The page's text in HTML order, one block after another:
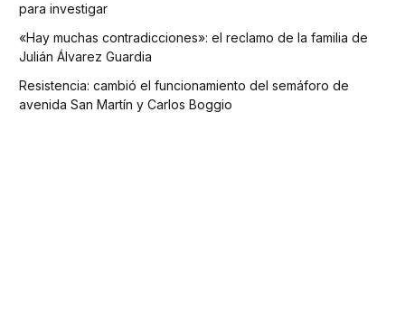
para investigar
«Hay muchas contradicciones»: el reclamo de la familia de
Julián Álvarez Guardia
Resistencia: cambió el funcionamiento del semáforo de
avenida San Martín y Carlos Boggio